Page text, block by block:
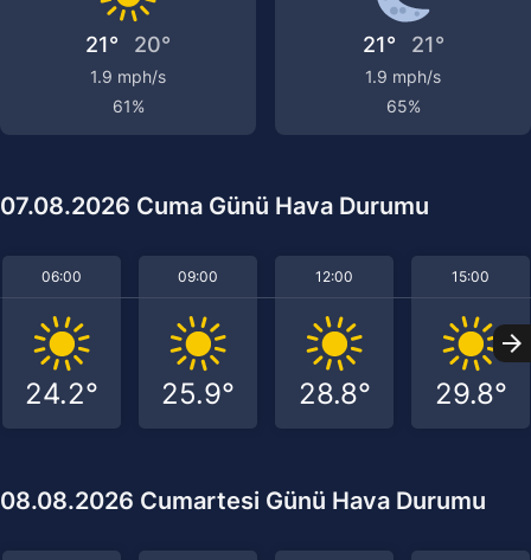
21° 20°
1.9 mph/s
61%
21° 21°
1.9 mph/s
65%
07.08.2026 Cuma Günü Hava Durumu
06:00
24.2°
09:00
25.9°
12:00
28.8°
15:00
29.8°
08.08.2026 Cumartesi Günü Hava Durumu